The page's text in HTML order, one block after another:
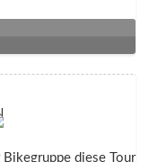
Bikegruppe diese Tour